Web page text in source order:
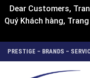
Dear Customers,
Quý Khách hàng,
Skip
to
PRESTIGE – BRANDS –